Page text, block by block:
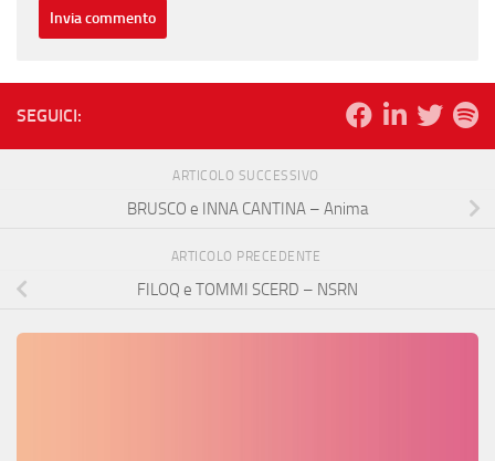
SEGUICI:
ARTICOLO SUCCESSIVO
BRUSCO e INNA CANTINA – Anima
ARTICOLO PRECEDENTE
FILOQ e TOMMI SCERD – NSRN